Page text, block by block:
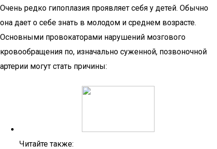
Очень редко гипоплазия проявляет себя у детей. Обычно
она дает о себе знать в молодом и среднем возрасте.
Основными провокаторами нарушений мозгового
кровообращения по, изначально суженной, позвоночной
артерии могут стать причины:
Читайте также: